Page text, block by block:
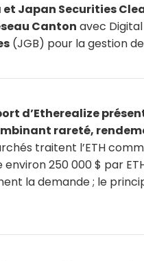
et Japan Securities
Canton avec
(JGB) pour la gestion
d’Etherealize
rareté,
traitent l’ETH
250 000 $ par
la demande ; le